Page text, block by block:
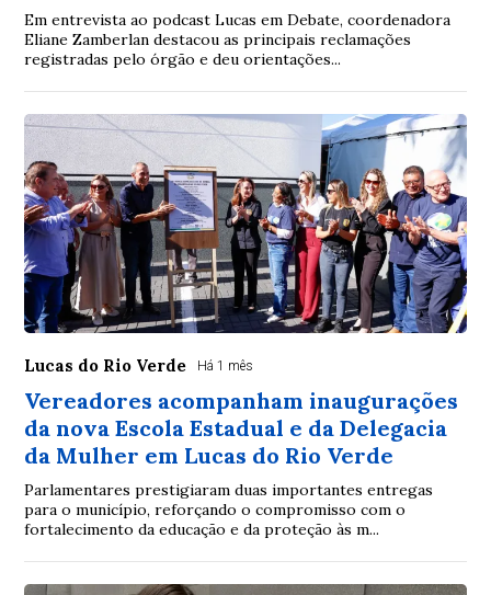
Em entrevista ao podcast Lucas em Debate, coordenadora
Eliane Zamberlan destacou as principais reclamações
registradas pelo órgão e deu orientações...
Lucas do Rio Verde Há 1 mês
Vereadores acompanham inaugurações
da nova Escola Estadual e da Delegacia
da Mulher em Lucas do Rio Verde
Parlamentares prestigiaram duas importantes entregas
para o município, reforçando o compromisso com o
fortalecimento da educação e da proteção às m...